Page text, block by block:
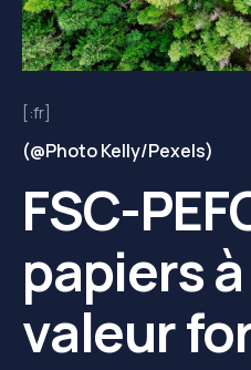
[:fr]
(@Photo Kelly/Pexels)
FSC-
papiers
valeur